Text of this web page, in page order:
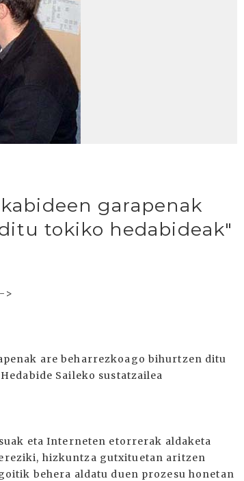
garapenak
tokiko hedabideak"
>
are beharrezkoago bihurtzen ditu
Saileko sustatzailea
eta Interneten etorrerak aldaketa
hizkuntza gutxituetan aritzen
behera aldatu duen prozesu honetan